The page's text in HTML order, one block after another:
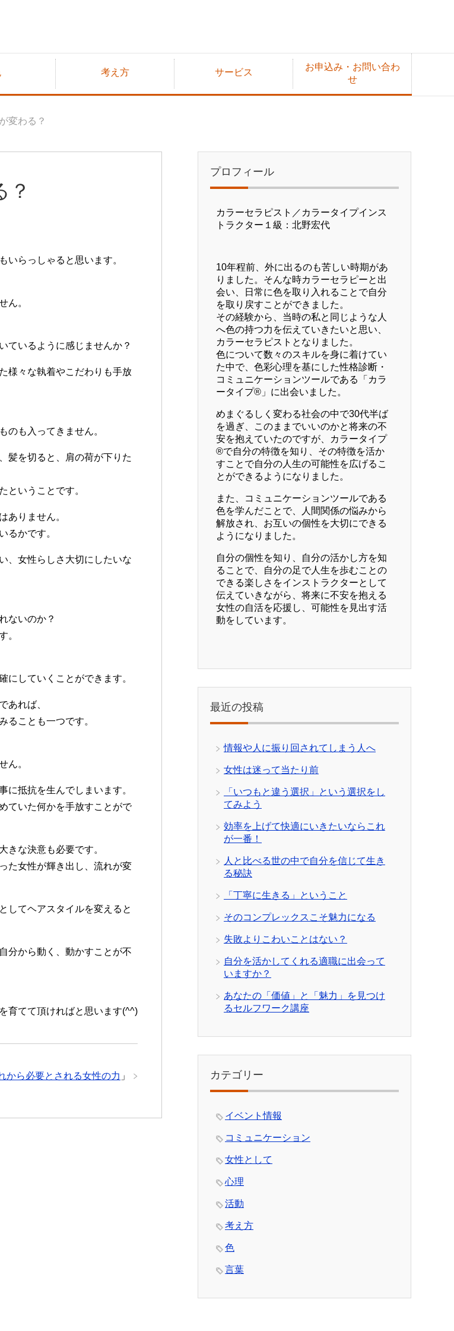
考え方 サービス
お申込み・お問い合わ
せ
変わる？
？
いらっしゃると思います。
ん。
ているように感じませんか？
様々な執着やこだわりも手放
のも入ってきません。
髪を切ると、肩の荷が下りた
ということです。
ありません。
るかです。
、女性らしさ大切にしたいな
ないのか？
。
にしていくことができます。
あれば、
ることも一つです。
ん。
に抵抗を生んでしまいます。
ていた何かを手放すことがで
きな決意も必要です。
た女性が輝き出し、流れが変
してヘアスタイルを変えると
分から動く、動かすことが不
育てて頂ければと思います(^^)
から必要とされる女性の力 」
プロフィール
カラーセラピスト／カラータイプインス
トラクター１級：北野宏代
10年程前、外に出るのも苦しい時期があ
りました。そんな時カラーセラピーと出
会い、日常に色を取り入れることで自分
を取り戻すことができました。
その経験から、当時の私と同じような人
へ色の持つ力を伝えていきたいと思い、
カラーセラピストとなりました。
色について数々のスキルを身に着けてい
た中で、色彩心理を基にした性格診断・
コミュニケーションツールである「カラ
ータイプ®」に出会いました。
めまぐるしく変わる社会の中で30代半ば
を過ぎ、このままでいいのかと将来の不
安を抱えていたのですが、カラータイプ
®で自分の特徴を知り、その特徴を活か
すことで自分の人生の可能性を広げるこ
とができるようになりました。
また、コミュニケーションツールである
色を学んだことで、人間関係の悩みから
解放され、お互いの個性を大切にできる
ようになりました。
自分の個性を知り、自分の活かし方を知
ることで、自分の足で人生を歩むことの
できる楽しさをインストラクターとして
伝えていきながら、将来に不安を抱える
女性の自活を応援し、可能性を見出す活
動をしています。
最近の投稿
情報や人に振り回されてしまう人へ
女性は迷って当たり前
「いつもと違う選択」という選択をし
てみよう
効率を上げて快適にいきたいならこれ
が一番！
人と比べる世の中で自分を信じて生き
る秘訣
「丁寧に生きる」ということ
そのコンプレックスこそ魅力になる
失敗よりこわいことはない？
自分を活かしてくれる適職に出会って
いますか？
あなたの「価値」と「魅力」を見つけ
るセルフワーク講座
カテゴリー
イベント情報
コミュニケーション
女性として
心理
活動
考え方
色
言葉